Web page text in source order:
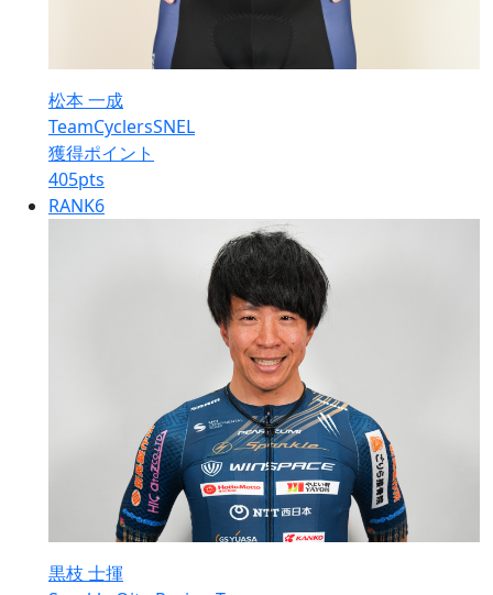
松本 一成
TeamCyclersSNEL
獲得ポイント
405pts
RANK6
黒枝 士揮